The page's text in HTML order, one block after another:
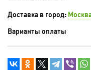
Доставка в город:
Варианты оплаты